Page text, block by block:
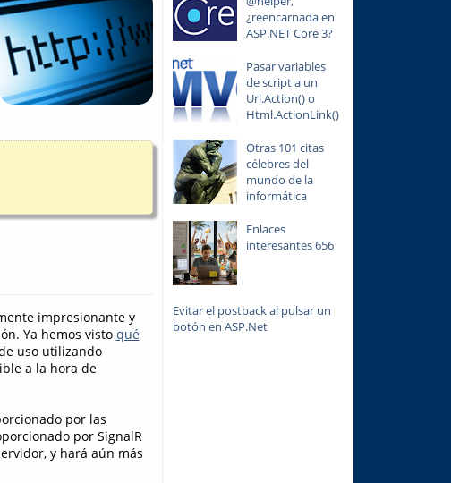
impresionante y
Ya hemos visto qué
uso utilizando
a la hora de
por las
por SignalR
y hará aún más
¿reencarnada en
ASP.NET Core 3?
Pasar variables
de script a un
Url.Action() o
Html.ActionLink()
Otras 101 citas
célebres del
mundo de la
informática
Enlaces
interesantes 656
Evitar el postback al pulsar un
botón en ASP.Net